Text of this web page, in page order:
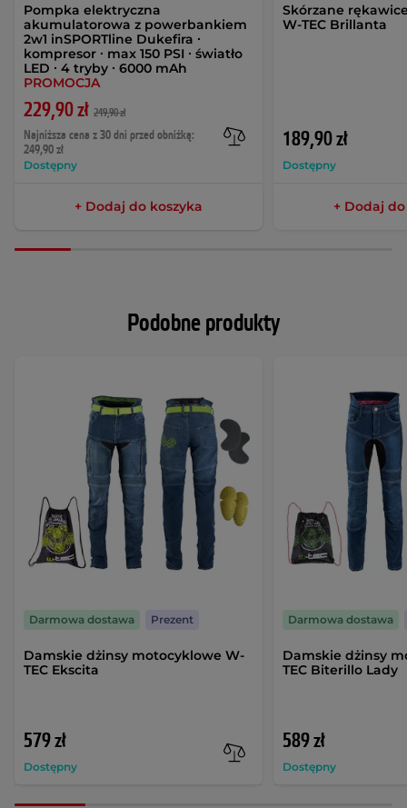
Pompka elektryczna
akumulatorowa z powerbankiem
2w1 inSPORTline Dukefira ∙
kompresor ∙ max 150 PSI ∙ światło
LED ∙ 4 tryby ∙ 6000 mAh
PROMOCJA
229,90 zł 249,90 zł
Najniższa cena z 30 dni przed obniżką:
249,90 zł
Dostępny
+ Dodaj do koszyka
Skórzane
W-TEC Brillanta
189,90 zł
Dostępny
+ Dodaj
Podobne produkty
Damskie dżinsy motocyklowe W-
TEC Ekscita
579 zł
Dostępny
Darmowa dostawa Prezent
Damskie dżinsy
TEC Biterillo Lady
589 zł
Dostępny
Darmowa dostawa